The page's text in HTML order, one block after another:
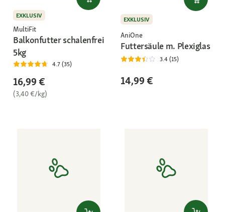
EXKLUSIV
MultiFit
Balkonfutter schalenfrei
5kg
4.7 (35)
16,99 €
(3,40 €/kg)
EXKLUSIV
AniOne
Futtersäule m. Plexiglas
3.4 (15)
14,99 €